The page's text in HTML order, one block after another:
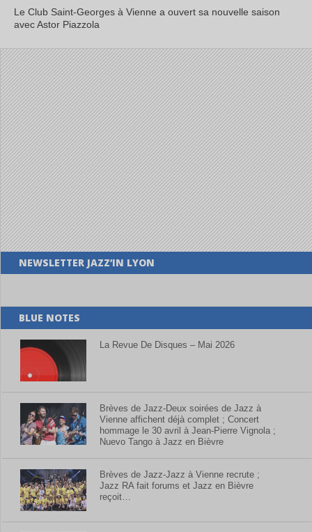
Le Club Saint-Georges à Vienne a ouvert sa nouvelle saison
avec Astor Piazzola
NEWSLETTER JAZZ’IN LYON
BLUE NOTES
La Revue De Disques – Mai 2026
Brèves de Jazz-Deux soirées de Jazz à
Vienne affichent déjà complet ; Concert
hommage le 30 avril à Jean-Pierre Vignola ;
Nuevo Tango à Jazz en Bièvre
Brèves de Jazz-Jazz à Vienne recrute ;
Jazz RA fait forums et Jazz en Bièvre
reçoit…